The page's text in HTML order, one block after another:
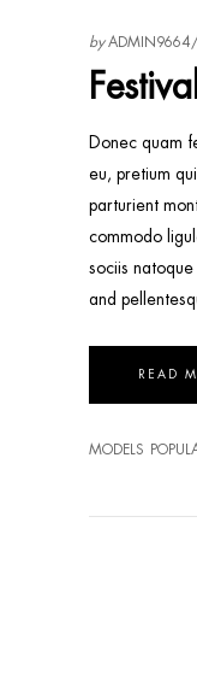
byADMIN9664
Donec quam
eu, pretium
parturient
commodo
sociis
and
READ
MODELS